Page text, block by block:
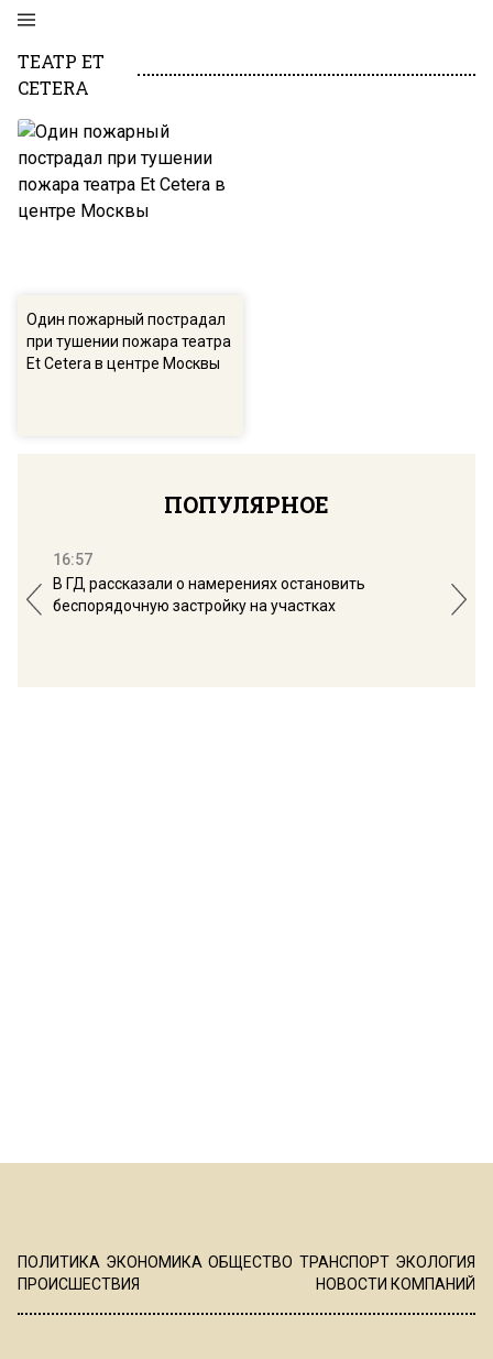
ТЕАТР ET
CETERA
Один пожарный пострадал
при тушении пожара театра
Et Cetera в центре Москвы
ПОПУЛЯРНОЕ
16:57
В ГД рассказали о намерениях остановить
беспорядочную застройку на участках
ПОЛИТИКА ЭКОНОМИКА ОБЩЕСТВО ТРАНСПОРТ ЭКОЛОГИЯ
ПРОИСШЕСТВИЯ
НОВОСТИ КОМПАНИЙ